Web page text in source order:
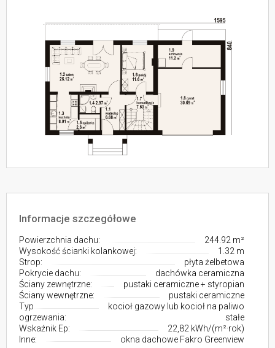
Informacje szczegółowe
Powierzchnia dachu:
244.92 m²
Wysokość ścianki kolankowej:
1.32 m
Strop:
płyta żelbetowa
Pokrycie dachu:
dachówka ceramiczna
Ściany zewnętrzne:
pustaki ceramiczne + styropian
Ściany wewnętrzne:
pustaki ceramiczne
Typ
ogrzewania:
kocioł gazowy lub kocioł na paliwo
stałe
Wskaźnik Ep:
22,82 kWh/(m²·rok)
Inne:
okna dachowe Fakro Greenview